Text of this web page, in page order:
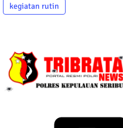
kegiatan rutin